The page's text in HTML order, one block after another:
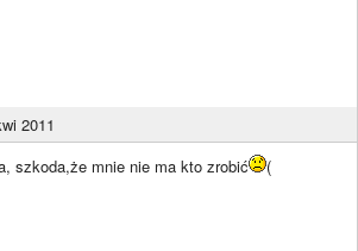
2011
szkoda,że mnie nie ma kto zrobić
(